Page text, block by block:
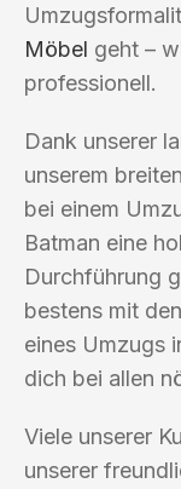
Möbel geht –
professionell.
Dank unserer
unserem
bei einem
Batman eine
Durchführung
bestens mit
eines Umzugs
dich bei allen
Viele unserer
unserer